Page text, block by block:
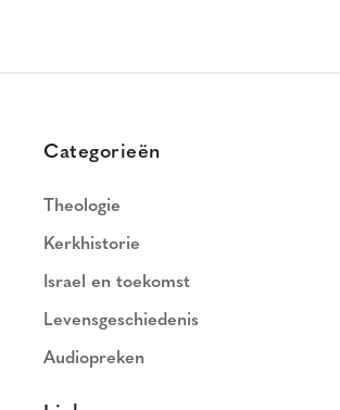
Categorieën
Theologie
Kerkhistorie
Israel en toekomst
Levensgeschiedenis
Audiopreken